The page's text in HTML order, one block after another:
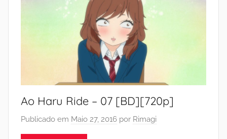
Ao Haru Ride – 07 [BD][720p]
Publicado em Maio 27, 2016 por Rimagi